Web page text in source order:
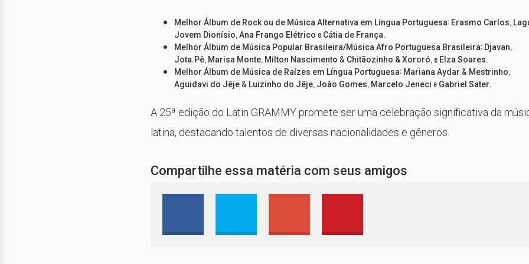
Melhor Álbum de Rock ou de Música Alternativa em Língua Portuguesa: Erasmo Carlos
Jovem Dionísio Ana Frango Elétrico e Cátia de França
Melhor Álbum de Música Popular Brasileira/Música Afro Portuguesa Brasileira: Djavan
Jota.Pê Marisa Monte Milton Nascimento & Chitãozinho & Xororó , e Elza Soares
Melhor Álbum de Música de Raízes em Língua Portuguesa: Mariana Aydar & Mestrinho
Aguidavi do Jêje & Luizinho do Jêje João Gomes Marcelo Jeneci e Gabriel Sater
A 25ª edição do Latin GRAMMY promete ser uma celebração significativa da
latina, destacando talentos de diversas nacionalidades e gêneros.
Compartilhe essa matéria com seus amigos